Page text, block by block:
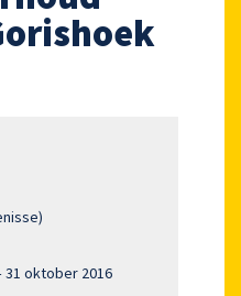
31 oktober 2016